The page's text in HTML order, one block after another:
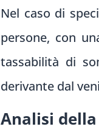
Nel caso di
persone, con
tassabilità di
derivante dal
Analisi